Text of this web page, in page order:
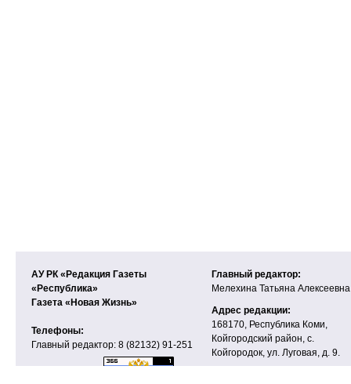
АУ РК «Редакция Газеты
«Республика»
Газета «Новая Жизнь»
Телефоны:
Главный редактор: 8 (82132) 91-251
Главный редактор:
Мелехина Татьяна Алексеевна
Адрес редакции:
168170, Республика Коми,
Койгородский район, с.
Койгородок, ул. Луговая, д. 9.